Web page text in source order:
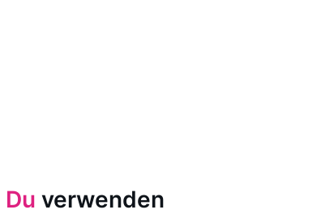
Du verwenden